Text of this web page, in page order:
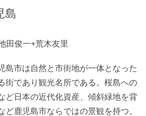
島
俊一+荒木友里
島市は自然と市街地が一体となった
街であり観光名所である。桜島への
ど日本の近代化資産、傾斜緑地を背
ど鹿児島市ならではの景観を持つ。